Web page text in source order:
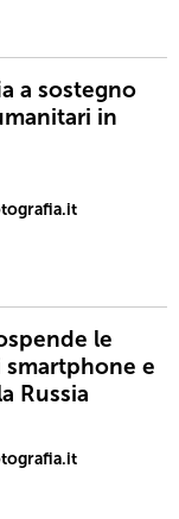
a sostegno
in
le
e
Russia